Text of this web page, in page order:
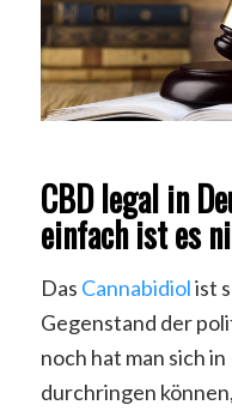
CBD legal in
einfach ist es
Das Cannabidiolist
Gegenstand der
noch hat man sich
durchringen